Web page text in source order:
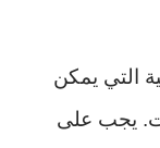
التي يمكن
يجب على